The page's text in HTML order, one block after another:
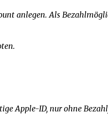
anlegen. Als
Apple-ID, nur ohne